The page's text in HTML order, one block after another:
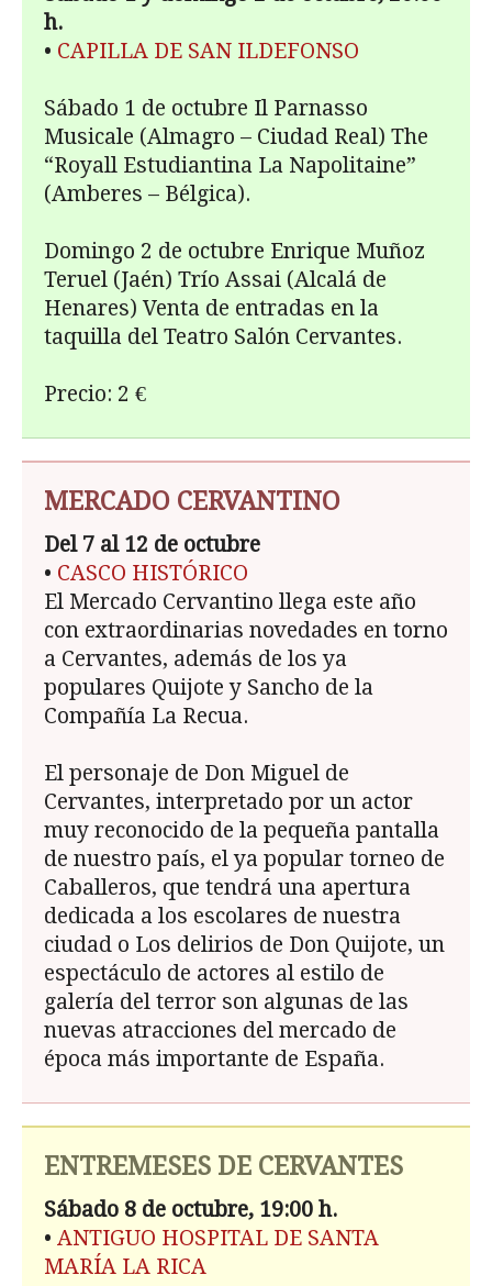
h.
• CAPILLA DE SAN ILDEFONSO
Sábado 1 de octubre Il Parnasso
Musicale (Almagro – Ciudad Real) The
“Royall Estudiantina La Napolitaine”
(Amberes – Bélgica).
Domingo 2 de octubre Enrique Muñoz
Teruel (Jaén) Trío Assai (Alcalá de
Henares) Venta de entradas en la
taquilla del Teatro Salón Cervantes.
Precio: 2 €
MERCADO CERVANTINO
Del 7 al 12 de octubre
• CASCO HISTÓRICO
El Mercado Cervantino llega este año
con extraordinarias novedades en torno
a Cervantes, además de los ya
populares Quijote y Sancho de la
Compañía La Recua.
El personaje de Don Miguel de
Cervantes, interpretado por un actor
muy reconocido de la pequeña pantalla
de nuestro país, el ya popular torneo de
Caballeros, que tendrá una apertura
dedicada a los escolares de nuestra
ciudad o Los delirios de Don Quijote, un
espectáculo de actores al estilo de
galería del terror son algunas de las
nuevas atracciones del mercado de
época más importante de España.
ENTREMESES DE CERVANTES
Sábado 8 de octubre, 19:00 h.
• ANTIGUO HOSPITAL DE SANTA
MARÍA LA RICA